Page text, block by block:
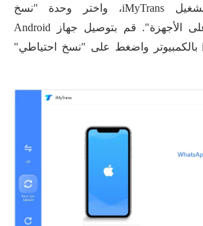
تنزيل وتشغيل iMyTrans، واختر وحدة "نسخ
احتياطي لواتساب على الأجهزة". قم بتوصيل جهاز Android
الخاص بك أو iPhone بالكمبيوتر واضغط على "نسخ احتياطي"